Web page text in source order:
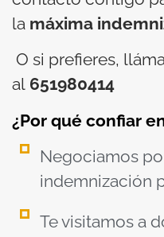
la máxima
O si prefieres,
al 651980414
¿Por qué confiar
Negociamos
indemnización
Te visitamos a